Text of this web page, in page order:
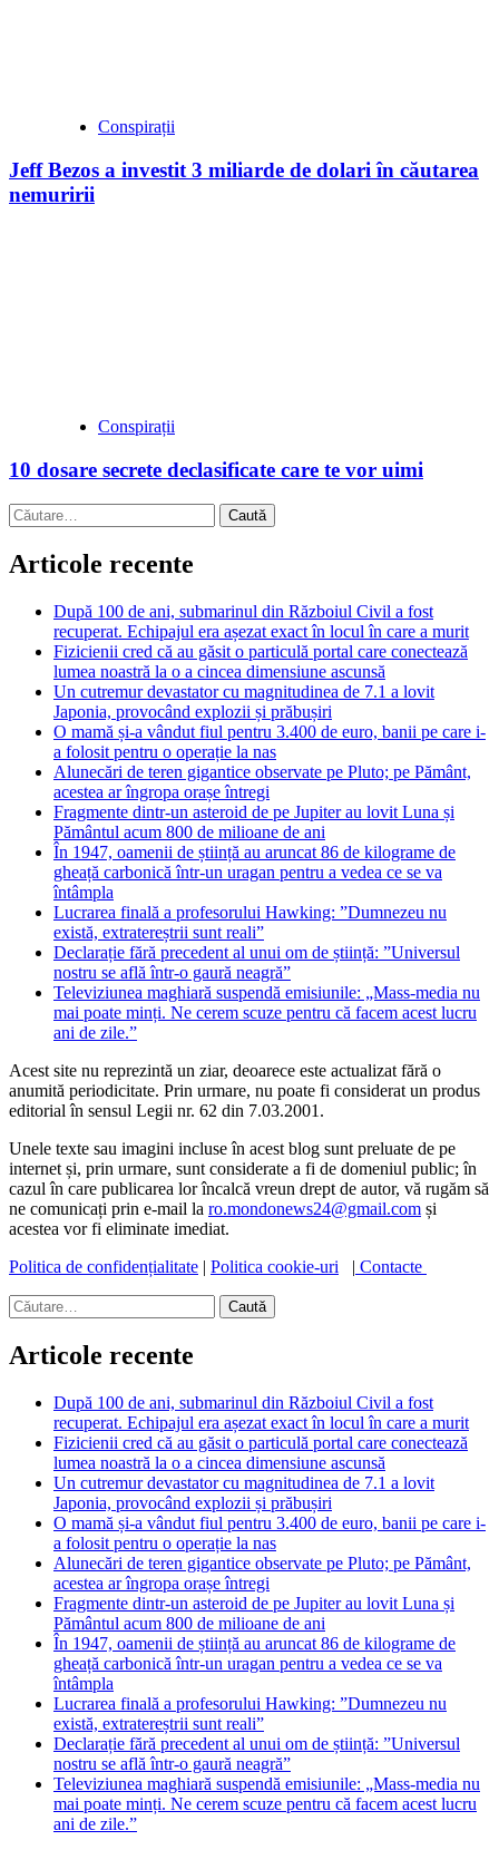
Conspirații
Jeff Bezos a investit 3 miliarde de dolari în căutarea
nemuririi
Conspirații
10 dosare secrete declasificate care te vor uimi
Caută
după:
Articole recente
După 100 de ani, submarinul din Războiul Civil a fost
recuperat. Echipajul era așezat exact în locul în care a murit
Fizicienii cred că au găsit o particulă portal care conectează
lumea noastră la o a cincea dimensiune ascunsă
Un cutremur devastator cu magnitudinea de 7.1 a lovit
Japonia, provocând explozii și prăbușiri
O mamă și-a vândut fiul pentru 3.400 de euro, banii pe care i-
a folosit pentru o operație la nas
Alunecări de teren gigantice observate pe Pluto; pe Pământ,
acestea ar îngropa orașe întregi
Fragmente dintr-un asteroid de pe Jupiter au lovit Luna și
Pământul acum 800 de milioane de ani
În 1947, oamenii de știință au aruncat 86 de kilograme de
gheață carbonică într-un uragan pentru a vedea ce se va
întâmpla
Lucrarea finală a profesorului Hawking: ”Dumnezeu nu
există, extratereștrii sunt reali”
Declarație fără precedent al unui om de știință: ”Universul
nostru se află într-o gaură neagră”
Televiziunea maghiară suspendă emisiunile: „Mass-media nu
mai poate minți. Ne cerem scuze pentru că facem acest lucru
ani de zile.”
Acest site nu reprezintă un ziar, deoarece este actualizat fără o
anumită periodicitate. Prin urmare, nu poate fi considerat un produs
editorial în sensul Legii nr. 62 din 7.03.2001.
Unele texte sau imagini incluse în acest blog sunt preluate de pe
internet și, prin urmare, sunt considerate a fi de domeniul public; în
cazul în care publicarea lor încalcă vreun drept de autor, vă rugăm să
ne comunicați prin e-mail la ro.mondonews24@gmail.com și
acestea vor fi eliminate imediat.
Politica de confidențialitate | Politica cookie-uri | Contacte
Caută
după:
Articole recente
După 100 de ani, submarinul din Războiul Civil a fost
recuperat. Echipajul era așezat exact în locul în care a murit
Fizicienii cred că au găsit o particulă portal care conectează
lumea noastră la o a cincea dimensiune ascunsă
Un cutremur devastator cu magnitudinea de 7.1 a lovit
Japonia, provocând explozii și prăbușiri
O mamă și-a vândut fiul pentru 3.400 de euro, banii pe care i-
a folosit pentru o operație la nas
Alunecări de teren gigantice observate pe Pluto; pe Pământ,
acestea ar îngropa orașe întregi
Fragmente dintr-un asteroid de pe Jupiter au lovit Luna și
Pământul acum 800 de milioane de ani
În 1947, oamenii de știință au aruncat 86 de kilograme de
gheață carbonică într-un uragan pentru a vedea ce se va
întâmpla
Lucrarea finală a profesorului Hawking: ”Dumnezeu nu
există, extratereștrii sunt reali”
Declarație fără precedent al unui om de știință: ”Universul
nostru se află într-o gaură neagră”
Televiziunea maghiară suspendă emisiunile: „Mass-media nu
mai poate minți. Ne cerem scuze pentru că facem acest lucru
ani de zile.”